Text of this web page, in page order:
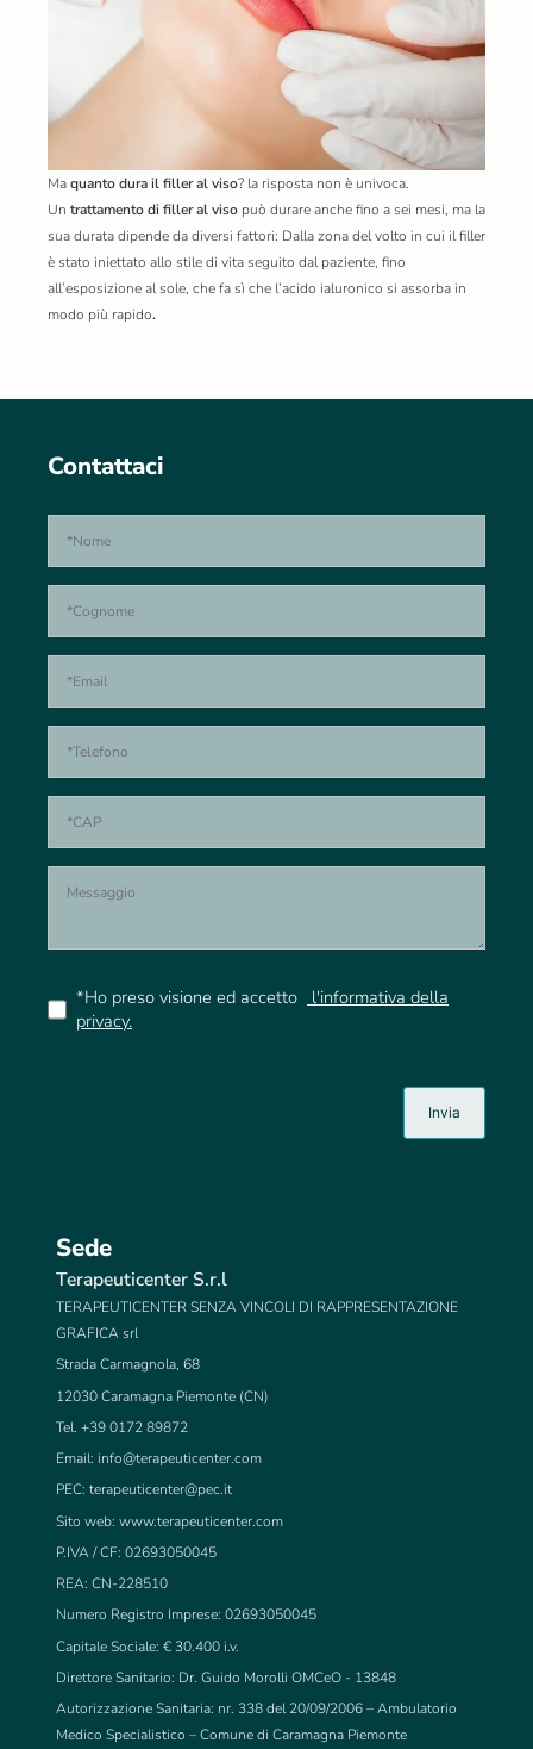
Maquanto dura il filler al viso? la risposta non è univoca.
Un trattamento di filler al viso può durare anche fino a sei mesi, ma la
sua durata dipende da diversi fattori: Dalla zona del volto in cui il filler
è stato iniettato allo stile di vita seguito dal paziente, fino
all’esposizione al sole, che fa sì che l’acido ialuronico si assorba in
modo più rapido.
Contattaci
*Ho preso visione ed accetto
l'informativa della
privacy.
Sede
Terapeuticenter S.r.l
TERAPEUTICENTER SENZA VINCOLI DI RAPPRESENTAZIONE
GRAFICA srl
Strada Carmagnola, 68
12030 Caramagna Piemonte (CN)
Tel. +39 0172 89872
Email: info@terapeuticenter.com
PEC:terapeuticenter@pec.it
Sito web: www.terapeuticenter.com
P.IVA / CF: 02693050045
REA: CN-228510
Numero Registro Imprese: 02693050045
Capitale Sociale: € 30.400 i.v.
Direttore Sanitario: Dr. Guido Morolli OMCeO - 13848
Autorizzazione Sanitaria: nr. 338 del 20/09/2006 – Ambulatorio
Medico Specialistico – Comune di Caramagna Piemonte